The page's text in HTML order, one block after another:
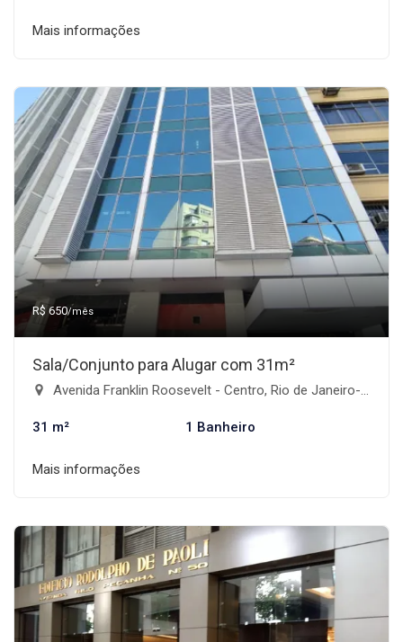
Mais informações
R$ 650/mês
Sala/Conjunto para Alugar com 31m²
Avenida Franklin Roosevelt - Centro, Rio de Janeiro-RJ
31 m² 1 Banheiro
Mais informações